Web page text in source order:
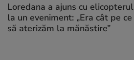
Loredana a ajuns cu elicopterul
la un eveniment: „Era cât pe ce
să aterizăm la mănăstire”